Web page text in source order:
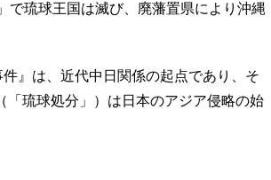
で琉球王国は滅び、廃藩置県により沖縄
』は、近代中日関係の起点であり、そ
琉球処分」）は日本のアジア侵略の始